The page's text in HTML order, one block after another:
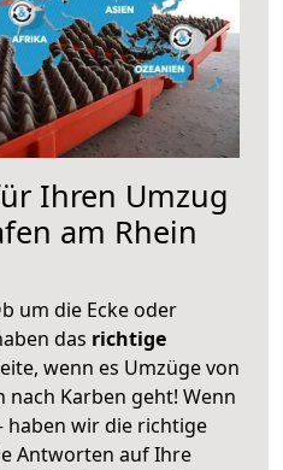
Ihren Umzug
am Rhein
um die Ecke oder
das richtige
wenn es Umzüge von
nach Karben geht! Wenn
haben wir die richtige
Antworten auf Ihre